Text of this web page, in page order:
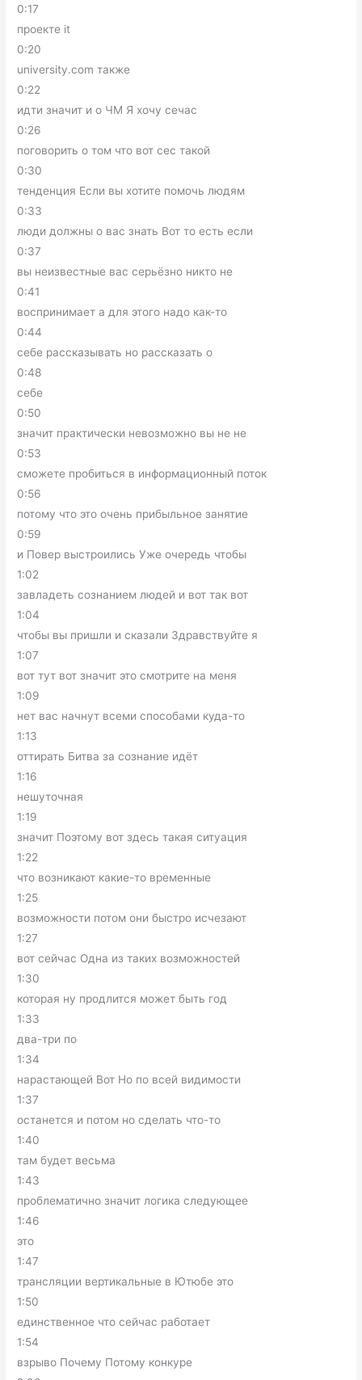
0:17
проекте it
0:20
university.com также
0:22
идти значит и о ЧМ Я хочу сечас
0:26
поговорить о том что вот сес такой
0:30
тенденция Если вы хотите помочь людям
0:33
люди должны о вас знать Вот то есть если
0:37
вы неизвестные вас серьёзно никто не
0:41
воспринимает а для этого надо как-то
0:44
себе рассказывать но рассказать о
0:48
себе
0:50
значит практически невозможно вы не не
0:53
сможете пробиться в информационный поток
0:56
потому что это очень прибыльное занятие
0:59
и Повер выстроились Уже очередь чтобы
1:02
завладеть сознанием людей и вот так вот
1:04
чтобы вы пришли и сказали Здравствуйте я
1:07
вот тут вот значит это смотрите на меня
1:09
нет вас начнут всеми способами куда-то
1:13
оттирать Битва за сознание идёт
1:16
нешуточная
1:19
значит Поэтому вот здесь такая ситуация
1:22
что возникают какие-то временные
1:25
возможности потом они быстро исчезают
1:27
вот сейчас Одна из таких возможностей
1:30
которая ну продлится может быть год
1:33
два-три по
1:34
нарастающей Вот Но по всей видимости
1:37
останется и потом но сделать что-то
1:40
там будет весьма
1:43
проблематично значит логика следующее
1:46
это
1:47
трансляции вертикальные в Ютюбе это
1:50
единственное что сейчас работает
1:54
взрыво Почему Потому конкуре